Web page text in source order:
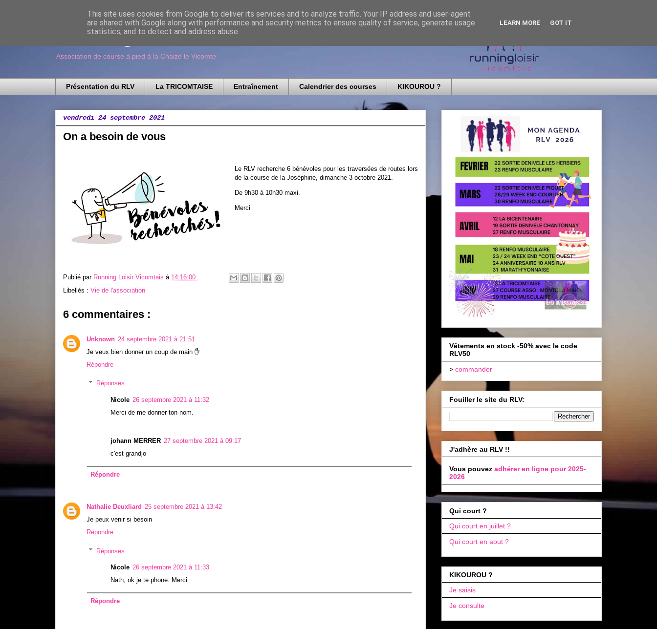
Running Loisir Vicomtais
Association de course à pied à la Chaize le Vicomte
Présentation du RLV La TRICOMTAISE Entraînement Calendrier des courses KIKOUROU ?
vendredi 24 septembre 2021
On a besoin de vous
Le RLV recherche 6 bénévoles pour les traversées de routes lors
de la course de la Joséphine, dimanche 3 octobre 2021.
De 9h30 à 10h30 maxi.
Merci
Publié par Running Loisir Vicomtais à 14:16:00
Libellés : Vie de l'association
6 commentaires :
Unknown 24 septembre 2021 à 21:51
Je veux bien donner un coup de main ✋
Répondre
Réponses
Nicole 26 septembre 2021 à 11:32
Merci de me donner ton nom.
johann MERRER 27 septembre 2021 à 09:17
c'est grandjo
Répondre
Nathalie Deuxliard 25 septembre 2021 à 13:42
Je peux venir si besoin
Répondre
Réponses
Nicole 26 septembre 2021 à 11:33
Nath, ok je te phone. Merci
Répondre
Vêtements en stock -50% avec le code
RLV50
> commander
Fouiller le site du RLV:
J'adhère au RLV !!
Vous pouvez adhérer en ligne pour 2025-
2026
Qui court ?
Qui court en juillet ?
Qui court en aout ?
KIKOUROU ?
Je saisis
Je consulte
This site uses cookies from Google to deliver its services and to analyze traffic. Your IP address and user-agent
are shared with Google along with performance and security metrics to ensure quality of service, generate usage
statistics, and to detect and address abuse.
LEARN MORE GOT IT